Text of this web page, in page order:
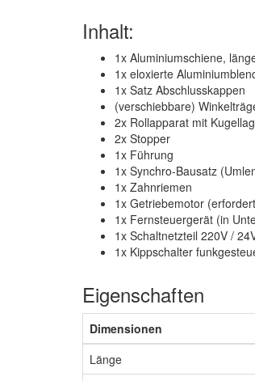
Inhalt:
1x Aluminiumschiene,
1x eloxierte
1x Satz Abschlusskappen
(verschiebbare)
2x Rollapparat mit
2x Stopper
1x Führung
1x Synchro-Bausatz
1x Zahnriemen
1x Getriebemotor
1x Fernsteuergerät (in
1x Schaltnetzteil 220V /
1x Kippschalter
Eigenschaften
Dimensionen
Länge